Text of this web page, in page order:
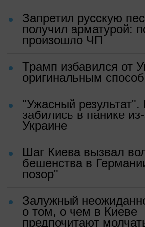
Запретил русскую
получил арматурой:
произошло ЧП
Трамп избавился от
оригинальным
"Ужасный
забились в панике
Украине
Шаг Киева вызвал
бешенства в
позор"
Залужный
о том, о чем в Киеве
предпочитают